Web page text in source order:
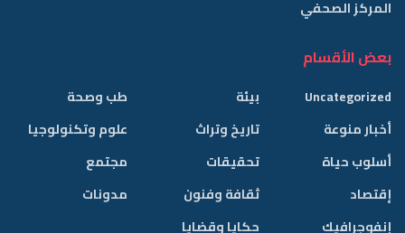
المركز الصحفي
بعض الأقسام
Uncategorized
أخبار منوعة
أسلوب حياة
إقتصاد
إنفوجرافيك
بيئة
تاريخ وتراث
تحقيقات
ثقافة وفنون
حكايا وقضايا
طب وصحة
علوم وتكنولوجيا
مجتمع
مدونات